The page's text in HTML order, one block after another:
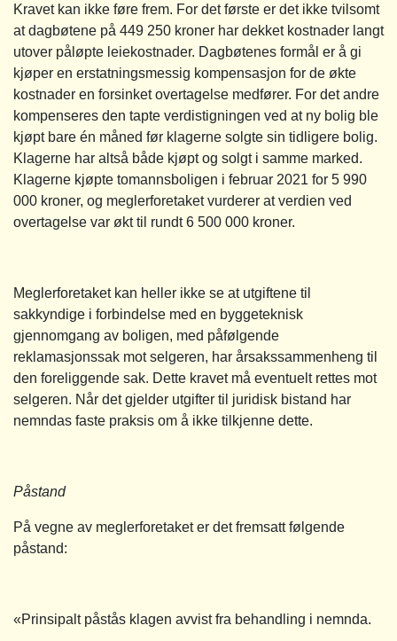
Kravet kan ikke føre frem. For det første er det ikke tvilsomt
at dagbøtene på 449 250 kroner har dekket kostnader langt
utover påløpte leiekostnader. Dagbøtenes formål er å gi
kjøper en erstatningsmessig kompensasjon for de økte
kostnader en forsinket overtagelse medfører. For det andre
kompenseres den tapte verdistigningen ved at ny bolig ble
kjøpt bare én måned før klagerne solgte sin tidligere bolig.
Klagerne har altså både kjøpt og solgt i samme marked.
Klagerne kjøpte tomannsboligen i februar 2021 for 5 990
000 kroner, og meglerforetaket vurderer at verdien ved
overtagelse var økt til rundt 6 500 000 kroner.
Meglerforetaket kan heller ikke se at utgiftene til
sakkyndige i forbindelse med en byggeteknisk
gjennomgang av boligen, med påfølgende
reklamasjonssak mot selgeren, har årsakssammenheng til
den foreliggende sak. Dette kravet må eventuelt rettes mot
selgeren. Når det gjelder utgifter til juridisk bistand har
nemndas faste praksis om å ikke tilkjenne dette.
Påstand
På vegne av meglerforetaket er det fremsatt følgende
påstand:
«Prinsipalt påstås klagen avvist fra behandling i nemnda.